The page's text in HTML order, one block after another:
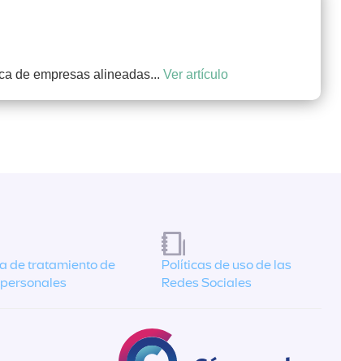
de empresas alineadas... Ver artículo
de tratamiento de
Políticas de uso de las
Redes Sociales